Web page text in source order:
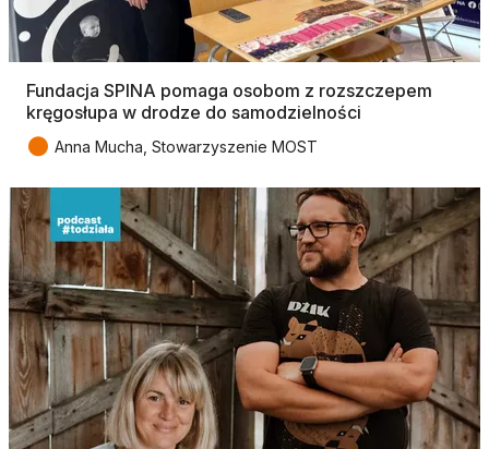
Fundacja SPINA pomaga osobom z rozszczepem
kręgosłupa w drodze do samodzielności
● Anna Mucha, Stowarzyszenie MOST